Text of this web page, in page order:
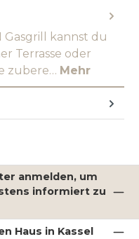
Gasgrill kannst du
Terrasse oder
zubere… Mehr
anmelden, um
informiert zu
Haus in Kassel